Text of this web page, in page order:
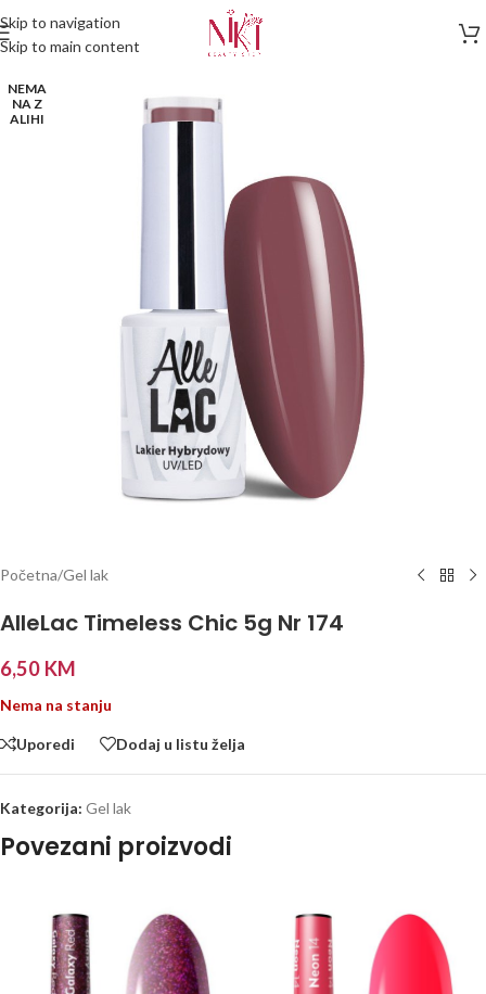
Skip to navigation
Skip to main content
NEMA
NA Z
ALIHI
Početna/Gel lak
AlleLac Timeless Chic 5g Nr 174
6,50 KM
Nema na stanju
Uporedi Dodaj u listu želja
Kategorija: Gel lak
Povezani proizvodi